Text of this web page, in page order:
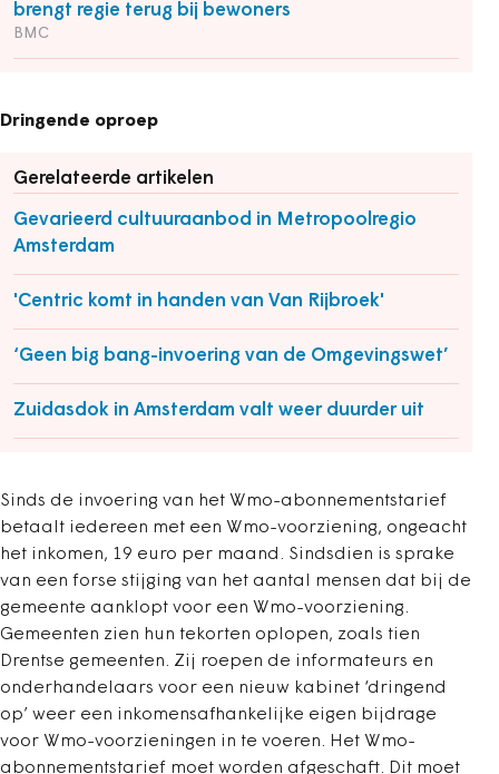
brengt regie terug bij bewoners
BMC
Dringende oproep
Gerelateerde artikelen
Gevarieerd cultuuraanbod in Metropoolregio
Amsterdam
'Centric komt in handen van Van Rijbroek'
‘Geen big bang-invoering van de Omgevingswet’
Zuidasdok in Amsterdam valt weer duurder uit
Sinds de invoering van het Wmo-abonnementstarief
betaalt iedereen met een Wmo-voorziening, ongeacht
het inkomen, 19 euro per maand. Sindsdien is sprake
van een forse stijging van het aantal mensen dat bij de
gemeente aanklopt voor een Wmo-voorziening.
Gemeenten zien hun tekorten oplopen, zoals tien
Drentse gemeenten. Zij roepen de informateurs en
onderhandelaars voor een nieuw kabinet ‘dringend
op’ weer een inkomensafhankelijke eigen bijdrage
voor Wmo-voorzieningen in te voeren. Het Wmo-
abonnementstarief moet worden afgeschaft. Dit moet